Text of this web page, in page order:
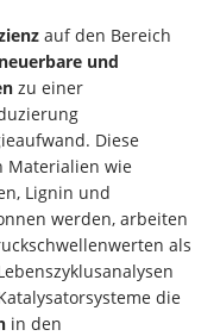
auf den Bereich
und
zu einer
Diese
Materialien wie
Lignin und
werden, arbeiten
als
die
in den